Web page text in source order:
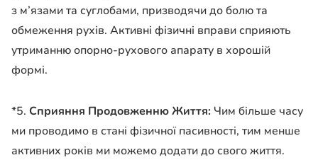
з м’язами та суглобами, призводячи до болю та
обмеження рухів. Активні фізичні вправи сприяють
утриманню опорно-рухового апарату в хорошій
формі.
*5. Сприяння Продовженню Життя: Чим більше часу
ми проводимо в стані фізичної пасивності, тим менше
активних років ми можемо додати до свого життя.